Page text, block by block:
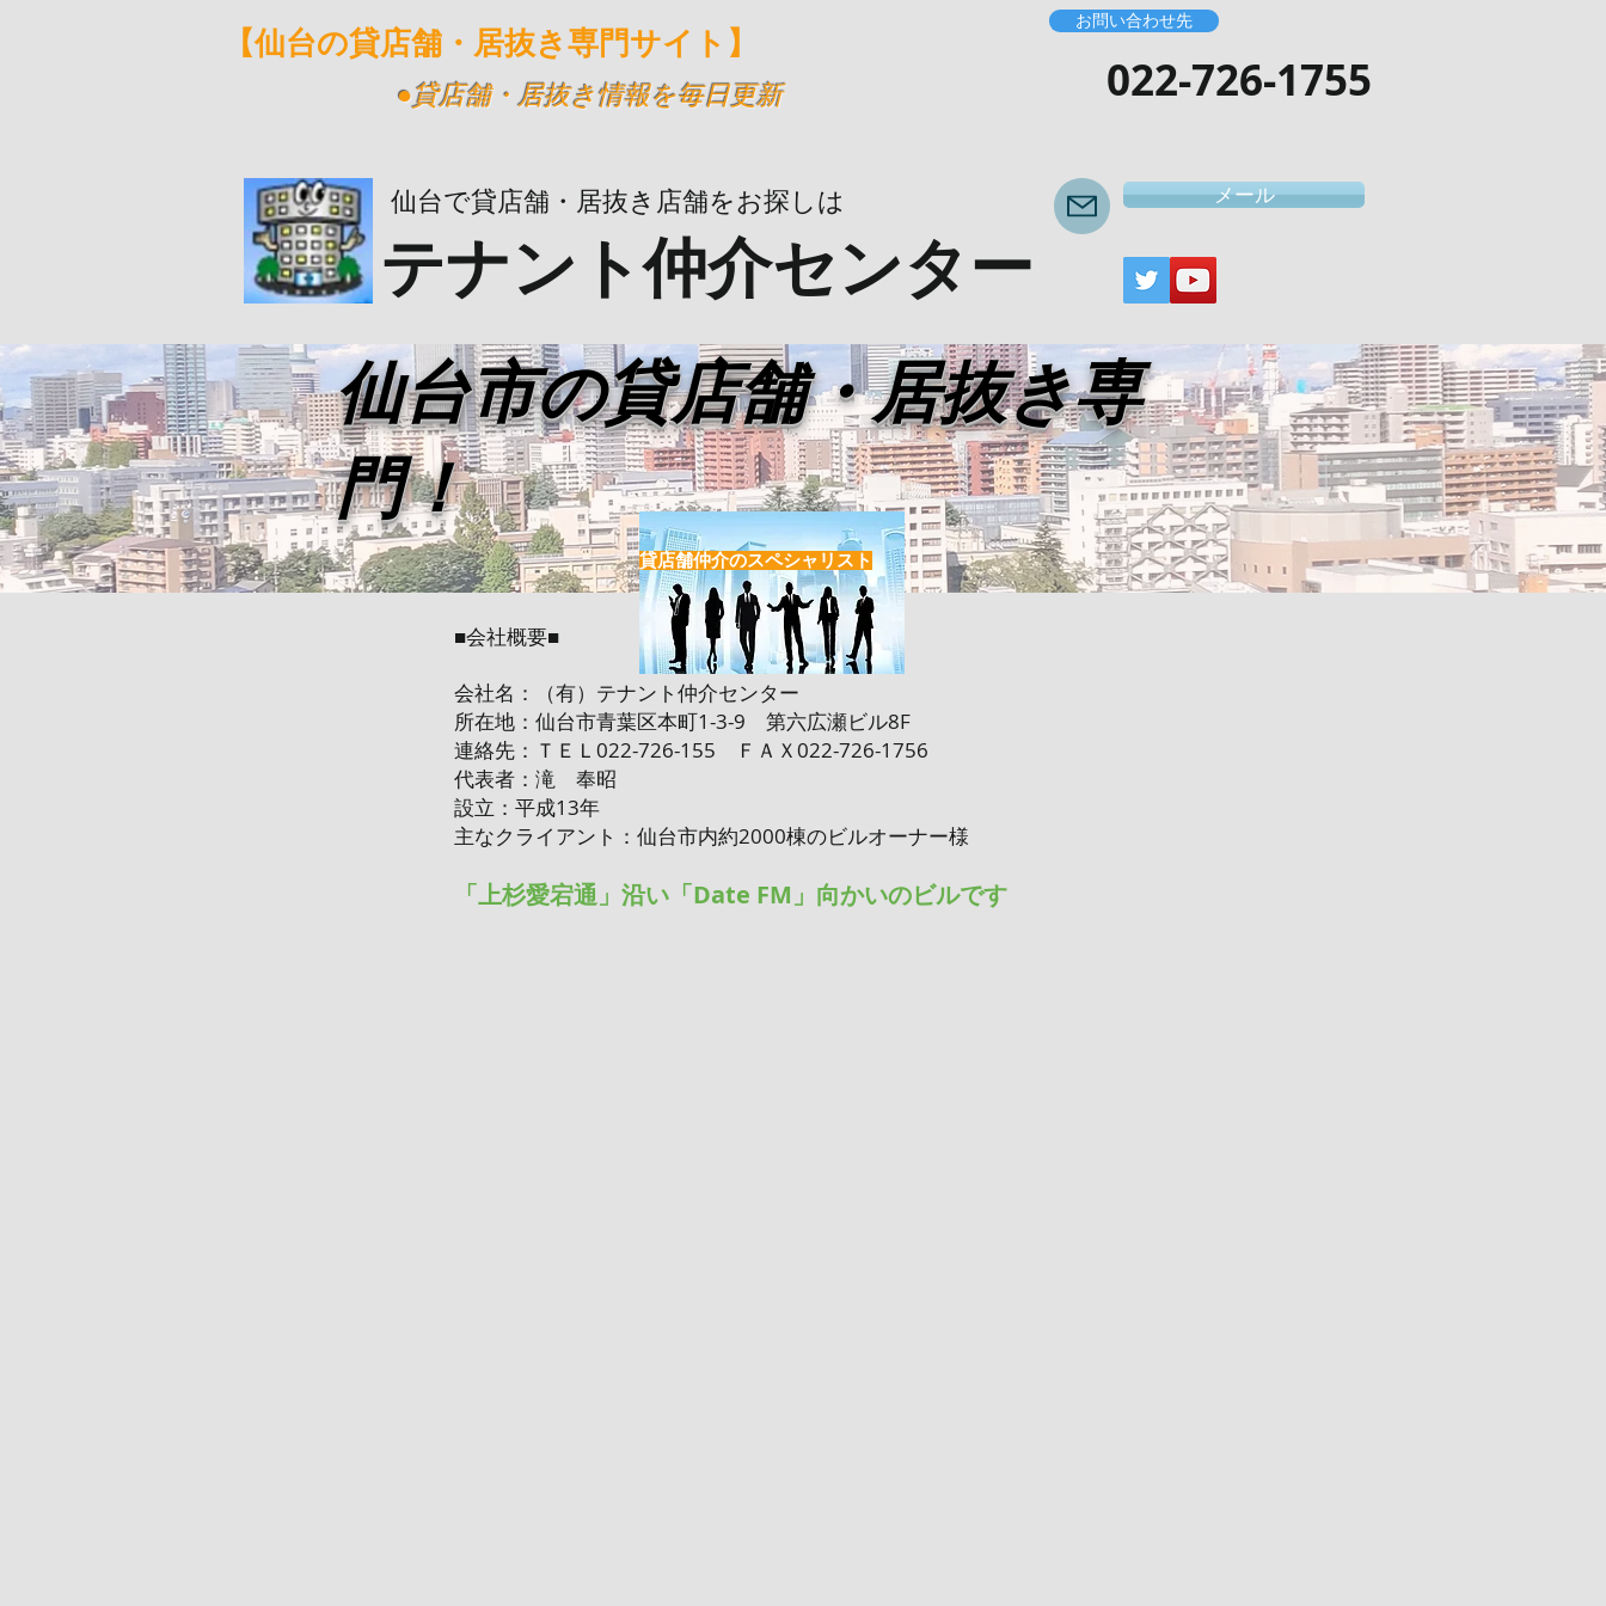
【仙台の貸店舗・居抜き専門サイト】
​●貸店舗・居抜き情報を毎日更新
仙台で貸店舗・居抜き店舗をお探しは
テナント仲介センター
お問い合わせ先
​022-726-1755
メール
■会社概要■
会社名：（有）テナント仲介センター
所在地：仙台市青葉区本町1-3-9 第六広瀬ビル8F
連絡先：ＴＥＬ022-726-155 ＦＡＸ022-726-1756
代表者：滝 奉昭
設立：平成13年
主なクライアント：仙台市内約2000棟のビルオーナー様
​「上杉愛宕通」沿い「Date FM」向かいのビルです
​仙台市の貸店舗・居抜き専
門！
貸店舗仲介のスペシャリスト